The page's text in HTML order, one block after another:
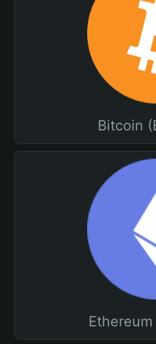
Bitcoin
Ethereum